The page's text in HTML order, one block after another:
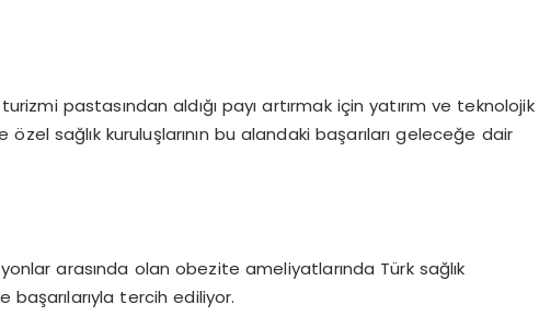
pastasından aldığı payı artırmak için yatırım ve teknolojik
özel sağlık kuruluşlarının bu alandaki başarıları geleceğe dair
arasında olan obezite ameliyatlarında Türk sağlık
başarılarıyla tercih ediliyor.